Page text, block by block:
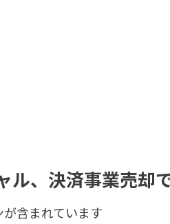
ル、決済事業売
含まれています